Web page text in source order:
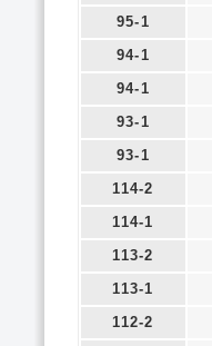
95-1
94-1
94-1
93-1
93-1
114-2
114-1
113-2
113-1
112-2